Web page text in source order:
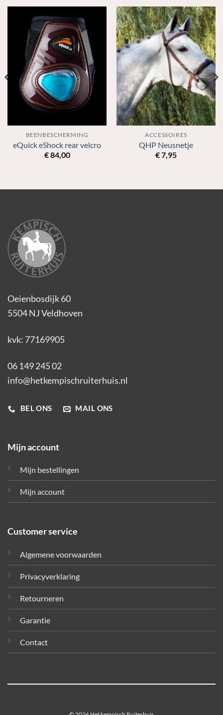
BEENBESCHERMING
eQuick eShock rear velcro
€84,00
ACCESSOIRES
QHP Neusnetje
€7,95
Oeienbosdijk 60
5504 NJ Veldhoven
kvk: 77169905
06 149 245 02
info@hetkempischruiterhuis.nl
BEL ONS MAIL ONS
Mijn account
Mijn bestellingen
Mijn account
Customer service
Algemene voorwaarden
Privacyverklaring
Retourneren
Garantie
Contact